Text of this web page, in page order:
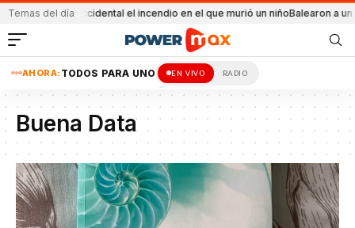
Temas del día
accidental el incendio en el que murió un niñoBalearon a un hombre en
AHORA: TODOS PARA UNO EN VIVO RADIO
Buena Data